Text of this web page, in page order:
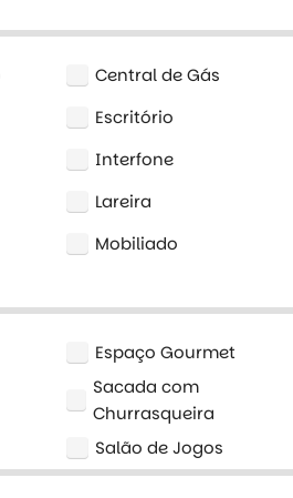
Central de Gás
Escritório
Interfone
Lareira
Mobiliado
Espaço Gourmet
Sacada com
Churrasqueira
Salão de Jogos